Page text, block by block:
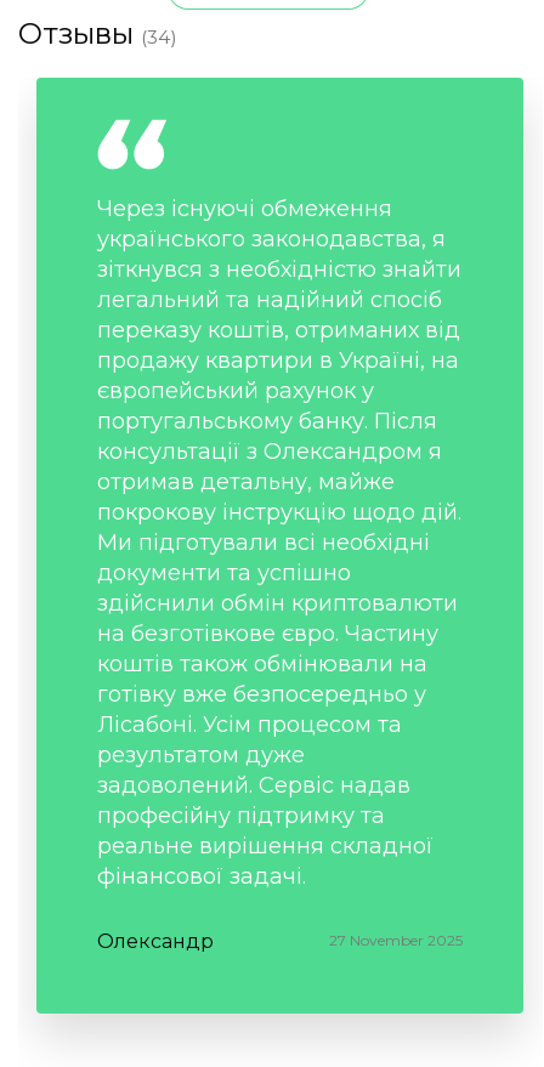
Отзывы (34)
Через існуючі обмеження
українського законодавства, я
зіткнувся з необхідністю знайти
легальний та надійний спосіб
переказу коштів, отриманих від
продажу квартири в Україні, на
європейський рахунок у
португальському банку. Після
консультації з Олександром я
отримав детальну, майже
покрокову інструкцію щодо дій.
Ми підготували всі необхідні
документи та успішно
здійснили обмін криптовалюти
на безготівкове євро. Частину
коштів також обмінювали на
готівку вже безпосередньо у
Лісабоні. Усім процесом та
результатом дуже
задоволений. Сервіс надав
професійну підтримку та
реальне вирішення складної
фінансової задачі.
Олександр 27 November 2025